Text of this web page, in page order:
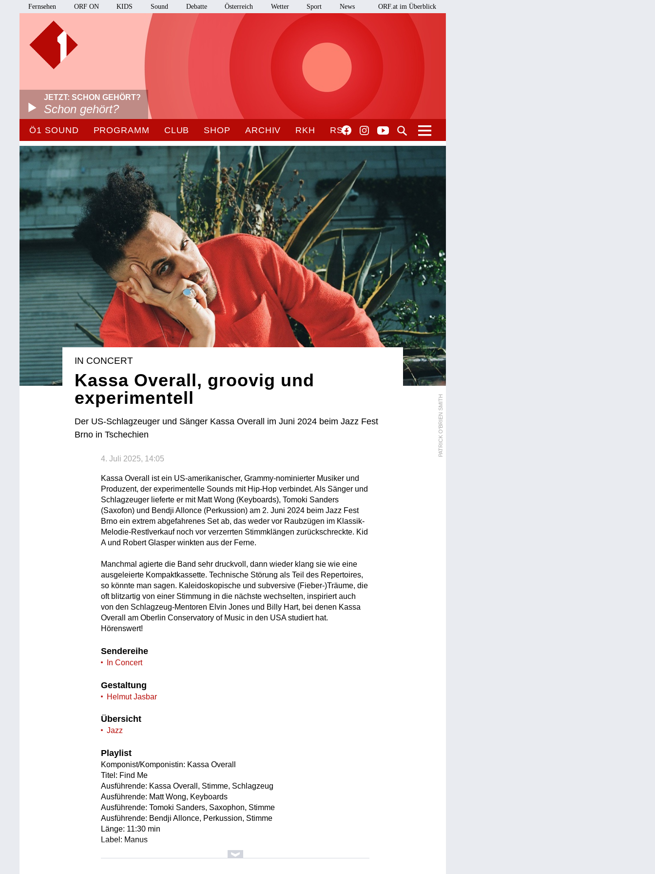
Fernsehen ORF ON KIDS Sound Debatte Österreich Wetter Sport News ORF.at im Überblick
JETZT: SCHON GEHÖRT?
Schon gehört?
Ö1 SOUND PROGRAMM CLUB SHOP ARCHIV RKH RSO
PATRICK O'BRIEN SMITH
IN CONCERT
Kassa Overall, groovig und
experimentell
Der US-Schlagzeuger und Sänger Kassa Overall im Juni 2024 beim Jazz Fest
Brno in Tschechien
4. Juli 2025, 14:05
Kassa Overall ist ein US-amerikanischer, Grammy-nominierter Musiker und
Produzent, der experimentelle Sounds mit Hip-Hop verbindet. Als Sänger und
Schlagzeuger lieferte er mit Matt Wong (Keyboards), Tomoki Sanders
(Saxofon) und Bendji Allonce (Perkussion) am 2. Juni 2024 beim Jazz Fest
Brno ein extrem abgefahrenes Set ab, das weder vor Raubzügen im Klassik-
Melodie-Restlverkauf noch vor verzerrten Stimmklängen zurückschreckte. Kid
A und Robert Glasper winkten aus der Ferne.
Manchmal agierte die Band sehr druckvoll, dann wieder klang sie wie eine
ausgeleierte Kompaktkassette. Technische Störung als Teil des Repertoires,
so könnte man sagen. Kaleidoskopische und subversive (Fieber-)Träume, die
oft blitzartig von einer Stimmung in die nächste wechselten, inspiriert auch
von den Schlagzeug-Mentoren Elvin Jones und Billy Hart, bei denen Kassa
Overall am Oberlin Conservatory of Music in den USA studiert hat.
Hörenswert!
Sendereihe
In Concert
Gestaltung
Helmut Jasbar
Übersicht
Jazz
Playlist
Komponist/Komponistin: Kassa Overall
Titel: Find Me
Ausführende: Kassa Overall, Stimme, Schlagzeug
Ausführende: Matt Wong, Keyboards
Ausführende: Tomoki Sanders, Saxophon, Stimme
Ausführende: Bendji Allonce, Perkussion, Stimme
Länge: 11:30 min
Label: Manus
Komponist/Komponistin: Kassa Overall